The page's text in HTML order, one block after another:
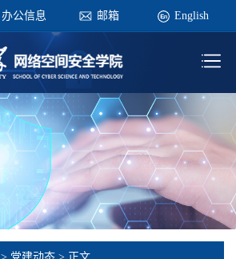
办公信息 邮箱 English